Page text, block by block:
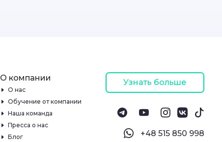
О компании
О нас
Обучение от компании
Наша команда
Пресса о нас
Блог
Узнать больше
‪+48 515 850 998‬